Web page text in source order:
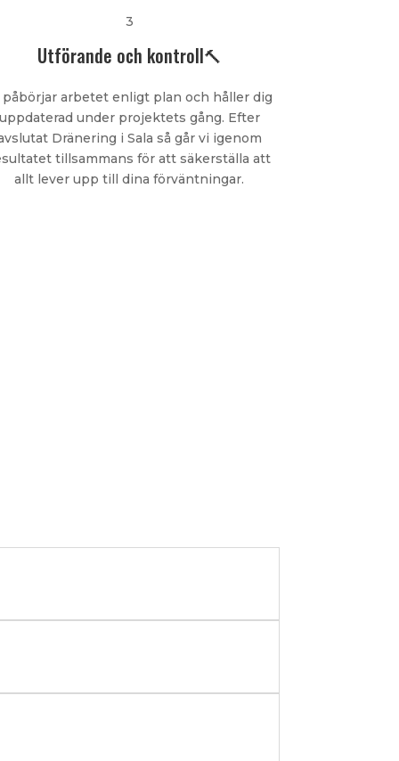
3
Utförande och kontroll🔨
påbörjar arbetet enligt plan och håller dig
uppdaterad under projektets gång. Efter
Dränering i Sala så går vi igenom
tillsammans för att säkerställa att
allt lever upp till dina förväntningar.